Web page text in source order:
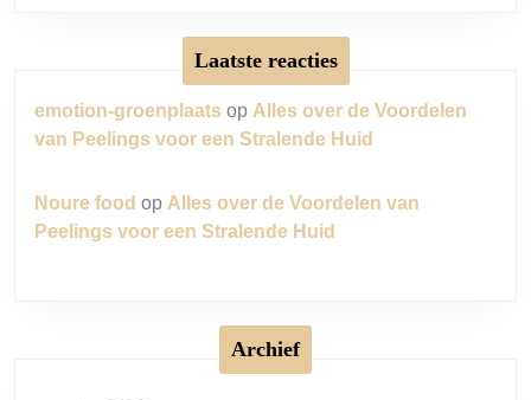
Laatste reacties
emotion-groenplaats op Alles over de Voordelen
van Peelings voor een Stralende Huid
Noure food op Alles over de Voordelen van
Peelings voor een Stralende Huid
Archief